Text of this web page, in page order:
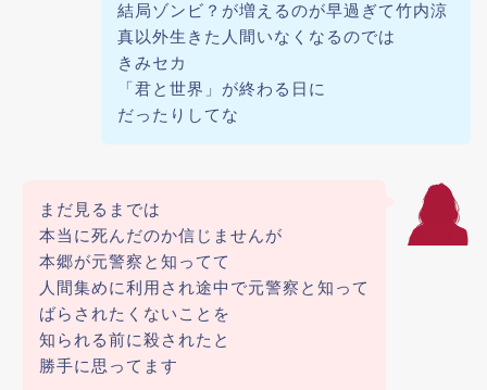
結局ゾンビ？が増えるのが早過ぎて竹内涼
真以外生きた人間いなくなるのでは
きみセカ
「君と世界」が終わる日に
だったりしてな
まだ見るまでは
本当に死んだのか信じませんが
本郷が元警察と知ってて
人間集めに利用され途中で元警察と知って
ばらされたくないことを
知られる前に殺されたと
勝手に思ってます